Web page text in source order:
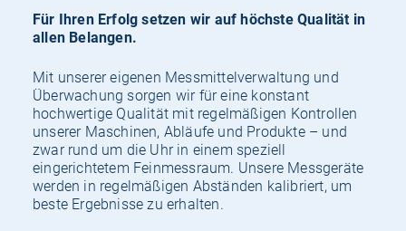
ungs-
und
Maschie
Für Ihren Erfolg setzen wir auf höchste Qualität in
allen Belangen.
Mit unserer eigenen Messmittelverwaltung und
Überwachung sorgen wir für eine konstant
hochwertige Qualität mit regelmäßigen Kontrollen
unserer Maschinen, Abläufe und Produkte – und
zwar rund um die Uhr in einem speziell
eingerichtetem Feinmessraum. Unsere Messgeräte
werden in regelmäßigen Abständen kalibriert, um
beste Ergebnisse zu erhalten.